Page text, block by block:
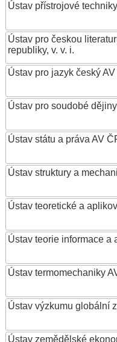
Ústav přístrojové
Ústav pro českou
republiky, v. v. i.
Ústav pro jazyk český AV
Ústav pro soudobé
Ústav státu a práva AV
Ústav struktury a
Ústav teoretické a
Ústav teorie informace a
Ústav termomechaniky
Ústav výzkumu globální
Ústav zemědělské